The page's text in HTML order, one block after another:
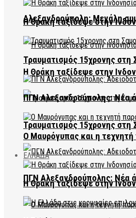
Αλεξανδρούπολη: Μεγάλη
Η Θράκη ταξίδεψε στην
Τραυματισμός 15χρονης στη
ΠΓΝ Αλεξανδρούπολης: Νέα
Η Θράκη ταξίδεψε στην
Τραυματισμός 15χρονης στη
ΠΓΝ Αλεξανδρούπολης: Νέα
Ο Μαυρόγυπας και η
ΕΛΛΑΔΑ
Η Θράκη ταξίδεψε στην